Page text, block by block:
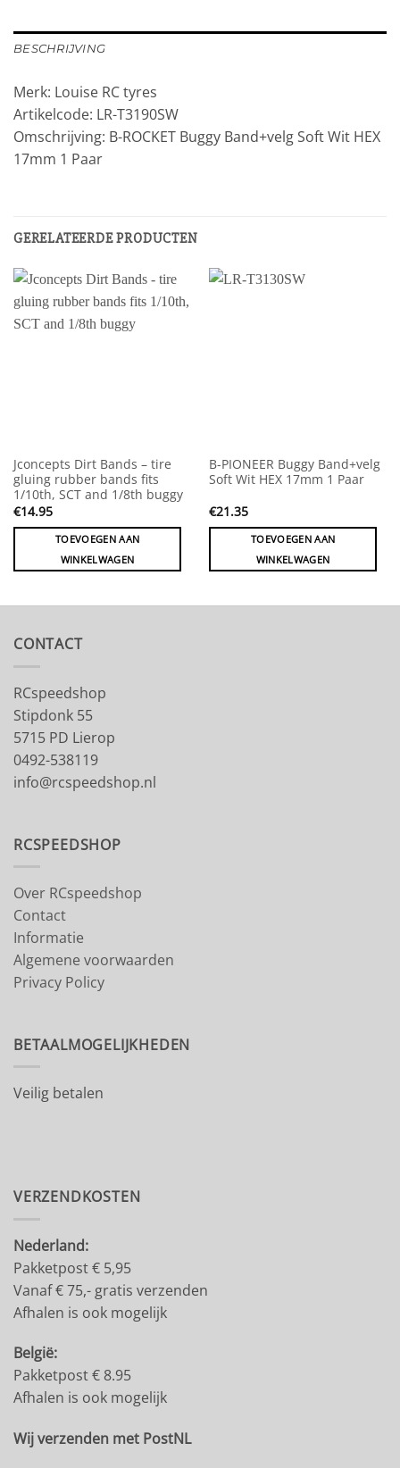
BESCHRIJVING
Merk: Louise RC tyres
Artikelcode: LR-T3190SW
Omschrijving: B-ROCKET Buggy Band+velg Soft Wit HEX
17mm 1 Paar
GERELATEERDE PRODUCTEN
Jconcepts Dirt Bands – tire
gluing rubber bands fits
1/10th, SCT and 1/8th buggy
€14.95
TOEVOEGEN AAN
WINKELWAGEN
B-PIONEER Buggy Band+velg
Soft Wit HEX 17mm 1 Paar
€21.35
TOEVOEGEN AAN
WINKELWAGEN
CONTACT
RCspeedshop
Stipdonk 55
5715 PD Lierop
0492-538119
info@rcspeedshop.nl
RCSPEEDSHOP
Over RCspeedshop
Contact
Informatie
Algemene voorwaarden
Privacy Policy
BETAALMOGELIJKHEDEN
Veilig betalen
VERZENDKOSTEN
Nederland:
Pakketpost € 5,95
Vanaf € 75,- gratis verzenden
Afhalen is ook mogelijk
België:
Pakketpost € 8.95
Afhalen is ook mogelijk
Wij verzenden met PostNL